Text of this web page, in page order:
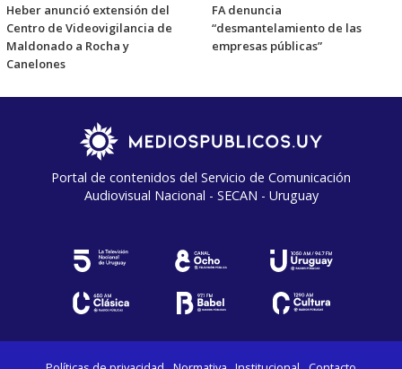
Heber anunció extensión del
Centro de Videovigilancia de
Maldonado a Rocha y
Canelones
FA denuncia
“desmantelamiento de las
empresas públicas”
Portal de contenidos del Servicio de Comunicación
Audiovisual Nacional - SECAN - Uruguay